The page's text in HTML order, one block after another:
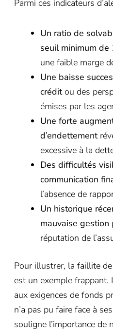
Parmi ces indicateurs
Un ratio de
seuil minimum de
une faible marge
Une baisse
créditou des
émises par les
Une forte
d’endettement
excessive à la
Des difficultés
communication
l’absence de
Un historique
mauvaise gestion
réputation de
Pour illustrer, la faillite
est un exemple frappant.
aux exigences de fonds
n’a pas pu faire face à
souligne l’importance de